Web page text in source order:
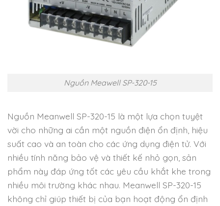
Nguồn Meawell SP-320-15
Nguồn Meanwell SP-320-15 là một lựa chọn tuyệt
vời cho những ai cần một nguồn điện ổn định, hiệu
suất cao và an toàn cho các ứng dụng điện tử. Với
nhiều tính năng bảo vệ và thiết kế nhỏ gọn, sản
phẩm này đáp ứng tốt các yêu cầu khắt khe trong
nhiều môi trường khác nhau. Meanwell SP-320-15
không chỉ giúp thiết bị của bạn hoạt động ổn định